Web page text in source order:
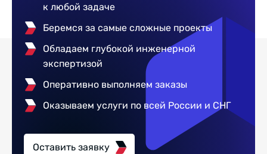
к любой задаче
Беремся за самые сложные проекты
Обладаем глубокой инженерной
экспертизой
Оперативно выполняем заказы
Оказываем услуги по всей России и СНГ
Оставить заявку